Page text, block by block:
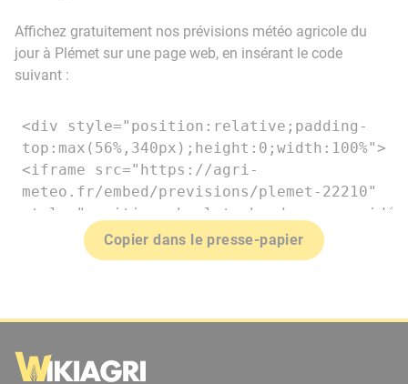
Affichez gratuitement nos prévisions météo agricole du
jour à Plémet sur une page web, en insérant le code
suivant :
Copier dans le presse-papier